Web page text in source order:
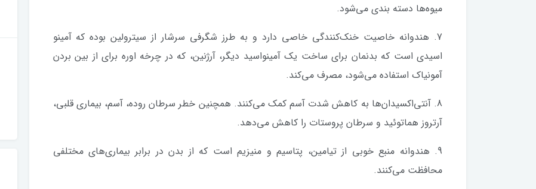
میوه‌‌ها دسته‌ بندی می‌شود.
7. هندوانه خاصیت خنک‌کنندگی خاصی دارد و به طرز شگرفی سرشار از سیترولین بوده که آمینو
اسیدی است که بدنمان برای ساخت یک آمینواسید دیگر، آرژنین، که در چرخه اوره برای از بین بردن
آمونیاک استفاده می‌شود، مصرف می‌کند.
8. آنتی‌اکسیدان‌ها به کاهش شدت آسم کمک می‌کنند. همچنین خطر سرطان روده، آسم، بیماری قلبی،
آرتروز هماتوئید و سرطان پروستات را کاهش می‌دهد.
9. هندوانه منبع خوبی از تیامین، پتاسیم و منیزیم است که از بدن در برابر بیماری‌های مختلفی
محافظت می‌کنند.